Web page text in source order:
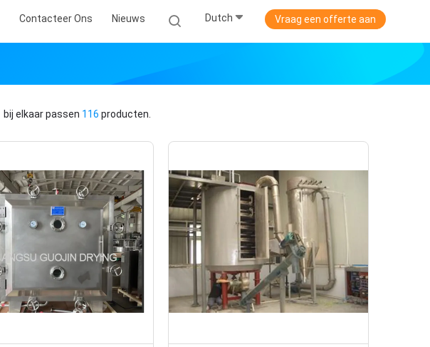
Contacteer Ons Nieuws Dutch Vraag een offerte aan
bij elkaar passen 116 producten.